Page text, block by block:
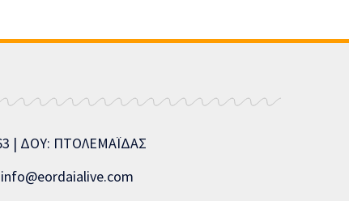
| ΔΟΥ: ΠΤΟΛΕΜΑΪΔΑΣ